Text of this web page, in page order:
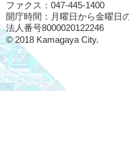
ファクス：047-445-1400
開庁時間：月曜日から金曜日
法人番号8000020122246
© 2018 Kamagaya City.